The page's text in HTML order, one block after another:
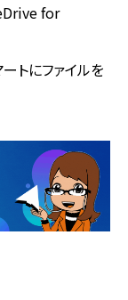
for
トにファイルを